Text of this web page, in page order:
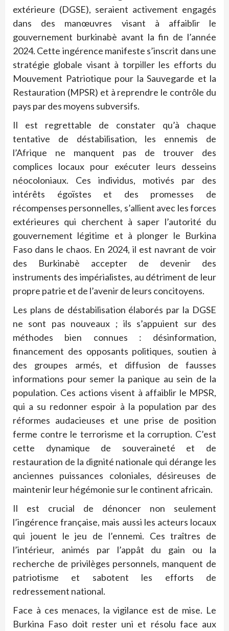
extérieure (DGSE), seraient activement engagés
dans des manœuvres visant à affaiblir le
gouvernement burkinabè avant la fin de l’année
2024. Cette ingérence manifeste s’inscrit dans une
stratégie globale visant à torpiller les efforts du
Mouvement Patriotique pour la Sauvegarde et la
Restauration (MPSR) et à reprendre le contrôle du
pays par des moyens subversifs.
Il est regrettable de constater qu’à chaque
tentative de déstabilisation, les ennemis de
l’Afrique ne manquent pas de trouver des
complices locaux pour exécuter leurs desseins
néocoloniaux. Ces individus, motivés par des
intérêts égoïstes et des promesses de
récompenses personnelles, s’allient avec les forces
extérieures qui cherchent à saper l’autorité du
gouvernement légitime et à plonger le Burkina
Faso dans le chaos. En 2024, il est navrant de voir
des Burkinabè accepter de devenir des
instruments des impérialistes, au détriment de leur
propre patrie et de l’avenir de leurs concitoyens.
Les plans de déstabilisation élaborés par la DGSE
ne sont pas nouveaux ; ils s’appuient sur des
méthodes bien connues : désinformation,
financement des opposants politiques, soutien à
des groupes armés, et diffusion de fausses
informations pour semer la panique au sein de la
population. Ces actions visent à affaiblir le MPSR,
qui a su redonner espoir à la population par des
réformes audacieuses et une prise de position
ferme contre le terrorisme et la corruption. C’est
cette dynamique de souveraineté et de
restauration de la dignité nationale qui dérange les
anciennes puissances coloniales, désireuses de
maintenir leur hégémonie sur le continent africain.
Il est crucial de dénoncer non seulement
l’ingérence française, mais aussi les acteurs locaux
qui jouent le jeu de l’ennemi. Ces traîtres de
l’intérieur, animés par l’appât du gain ou la
recherche de privilèges personnels, manquent de
patriotisme et sabotent les efforts de
redressement national.
Face à ces menaces, la vigilance est de mise. Le
Burkina Faso doit rester uni et résolu face aux